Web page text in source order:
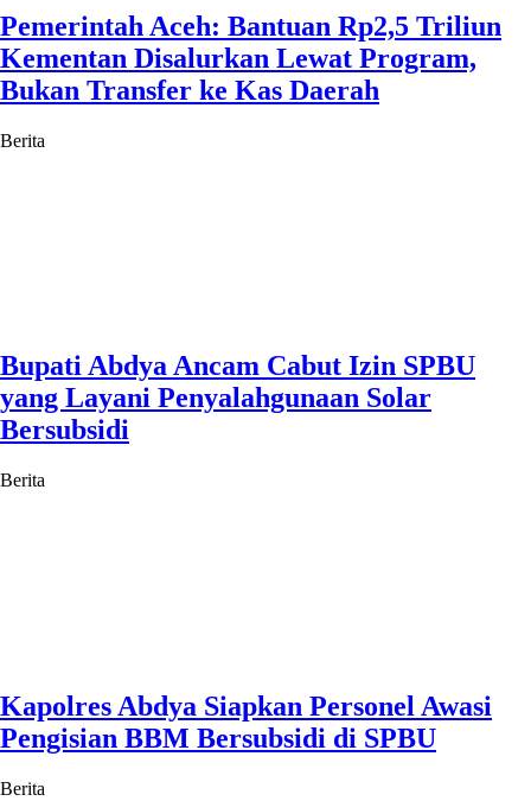
Pemerintah Aceh: Bantuan Rp2,5 Triliun
Kementan Disalurkan Lewat Program,
Bukan Transfer ke Kas Daerah
Berita
Bupati Abdya Ancam Cabut Izin SPBU
yang Layani Penyalahgunaan Solar
Bersubsidi
Berita
Kapolres Abdya Siapkan Personel Awasi
Pengisian BBM Bersubsidi di SPBU
Berita